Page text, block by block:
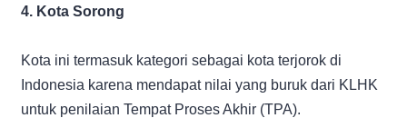
4. Kota Sorong
Kota ini termasuk kategori sebagai kota terjorok di
Indonesia karena mendapat nilai yang buruk dari KLHK
untuk penilaian Tempat Proses Akhir (TPA).